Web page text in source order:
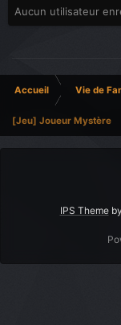
Aucun utilisateur
Accueil Vie de
[Jeu] Joueur Mystère
IPS Themeby